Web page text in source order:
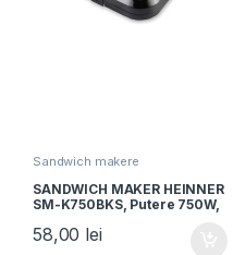
Sandwich makere
SANDWICH MAKER HEINNER
SM-K750BKS, Putere 750W,
grill, Negru/Inox
58,00 lei